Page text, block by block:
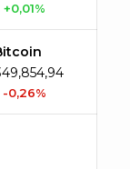
+0,01%
-0,26%